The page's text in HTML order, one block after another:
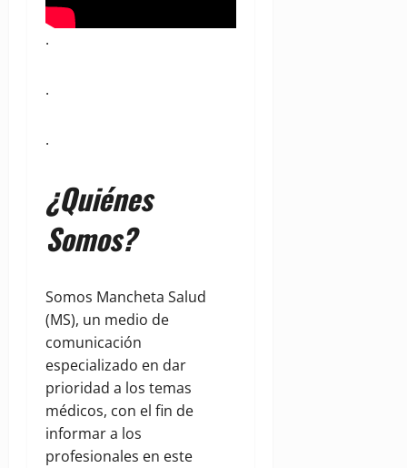
.
.
.
¿Quiénes
Somos?
Somos Mancheta Salud
(MS), un medio de
comunicación
especializado en dar
prioridad a los temas
médicos, con el fin de
informar a los
profesionales en este